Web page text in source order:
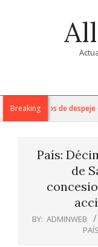
Navigation
MenuBreaking
trabajos de despeje en
País:
de
BY: ADMINWEB
PAÍS